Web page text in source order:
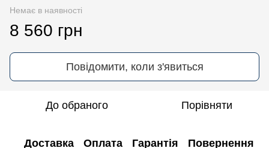
Немає в наявності
8 560 грн
Повідомити, коли з'явиться
До обраного Порівняти
Доставка Оплата Гарантія Повернення